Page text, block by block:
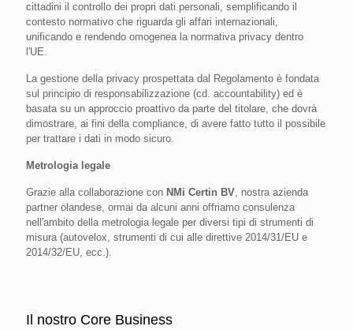
cittadini il controllo dei propri dati personali, semplificando il
contesto normativo che riguarda gli affari internazionali,
unificando e rendendo omogenea la normativa privacy dentro
l'UE.
La gestione della privacy prospettata dal Regolamento è fondata
sul principio di responsabilizzazione (cd. accountability) ed è
basata su un approccio proattivo da parte del titolare, che dovrà
dimostrare, ai fini della compliance, di avere fatto tutto il possibile
per trattare i dati in modo sicuro.
Metrologia legale
Grazie alla collaborazione con NMi Certin BV, nostra azienda
partner olandese, ormai da alcuni anni offriamo consulenza
nell'ambito della metrologia legale per diversi tipi di strumenti di
misura (autovelox, strumenti di cui alle direttive 2014/31/EU e
2014/32/EU, ecc.).
Il nostro Core Business